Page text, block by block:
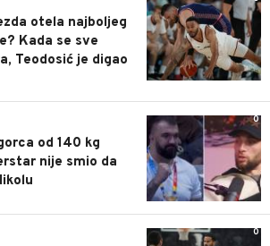
otela najboljeg
Kada se sve
Teodosić je digao
0
od 140 kg
nije smio da
0